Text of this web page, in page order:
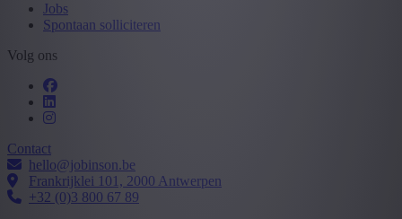
Jobs
Spontaan solliciteren
Volg ons
Contact
hello@jobinson.be
Frankrijklei 101, 2000 Antwerpen
+32 (0)3 800 67 89